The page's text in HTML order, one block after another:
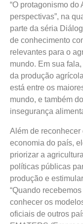
“O protagonismo
perspectivas”, na
parte da séria
de conhecimento
relevantes para o
mundo. Em sua
da produção
está entre os
mundo, e também
insegurança
Além de
economia do país,
priorizar a
políticas públicas
produção e
“Quando
conhecer os
oficiais de outros